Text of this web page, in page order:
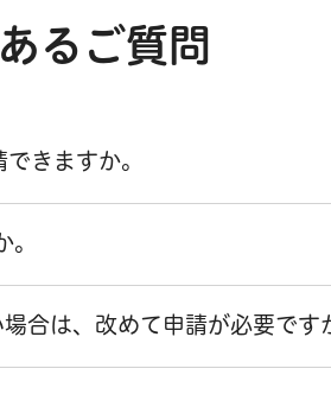
るご質問
きますか。
合は、改めて申請が必要です